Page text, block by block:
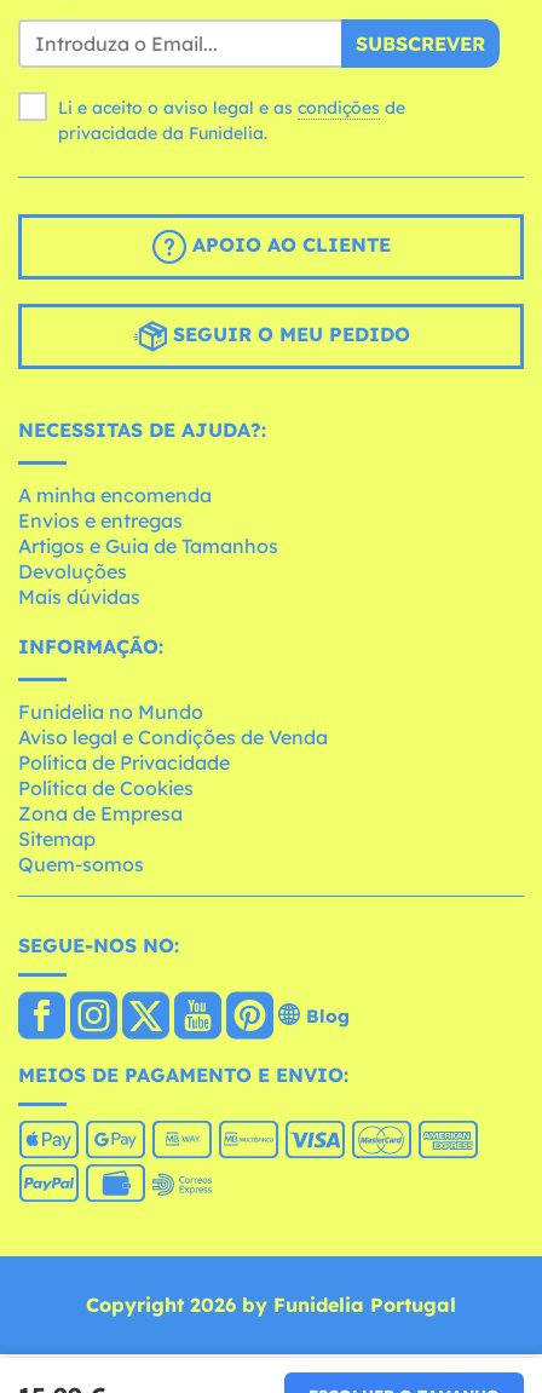
SUBSCREVER
Li e aceito o aviso legal e as condições
privacidade da Funidelia.
APOIO AO CLIENTE
SEGUIR O MEU PEDIDO
NECESSITAS DE AJUDA?:
A minha encomenda
Envios e entregas
Artigos e Guia de Tamanhos
Devoluções
Mais dúvidas
INFORMAÇÃO:
Funidelia no Mundo
Aviso legal e Condições de Venda
Política de Privacidade
Política de Cookies
Zona de Empresa
Sitemap
Quem-somos
SEGUE-NOS NO:
Blog
MEIOS DE PAGAMENTO E ENVIO:
Copyright 2026 by Funidelia Portugal